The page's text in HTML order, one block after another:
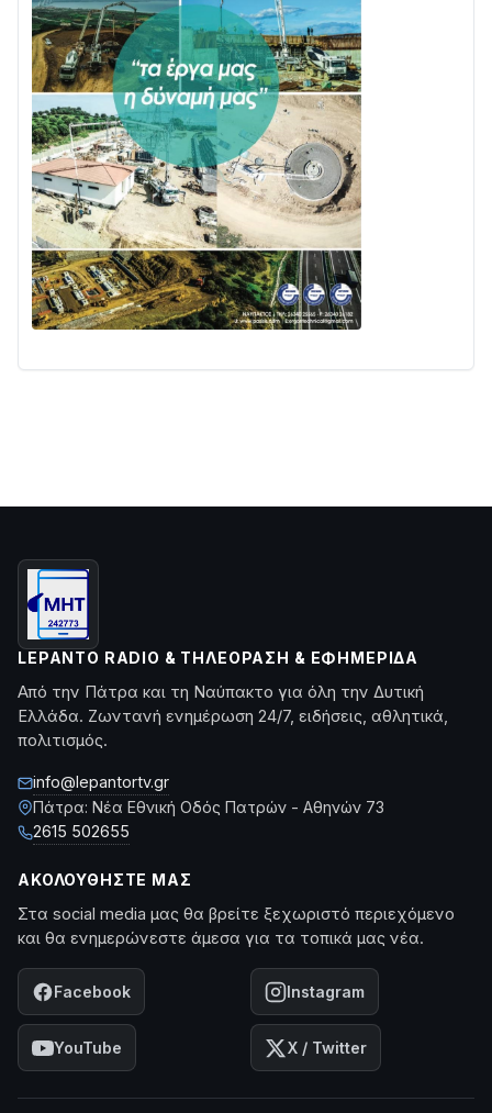
LEPANTO RADIO & ΤΗΛΕΌΡΑΣΗ & ΕΦΗΜΕΡΊΔΑ
Από την Πάτρα και τη Ναύπακτο για όλη την Δυτική
Ελλάδα. Ζωντανή ενημέρωση 24/7, ειδήσεις, αθλητικά,
πολιτισμός.
info@lepantortv.gr
Πάτρα: Νέα Εθνική Οδός Πατρών - Αθηνών 73
2615 502655
ΑΚΟΛΟΥΘΉΣΤΕ ΜΑΣ
Στα social media μας θα βρείτε ξεχωριστό περιεχόμενο
και θα ενημερώνεστε άμεσα για τα τοπικά μας νέα.
Facebook Instagram
YouTube X / Twitter